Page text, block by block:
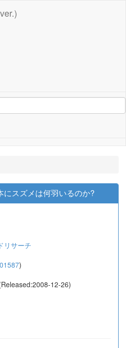
にスズメは何羽いるのか?
リサーチ
)
12-26)